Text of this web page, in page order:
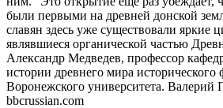
были первыми на древней донской
славян здесь уже существовали яркие
являвшиеся органической частью
Александр Медведев, профессор
истории древнего мира исторического
Воронежского университета. Валерий
bbcrussian.com